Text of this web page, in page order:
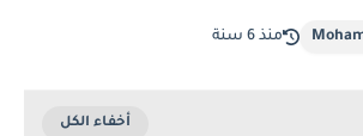
منذ 6 سنة